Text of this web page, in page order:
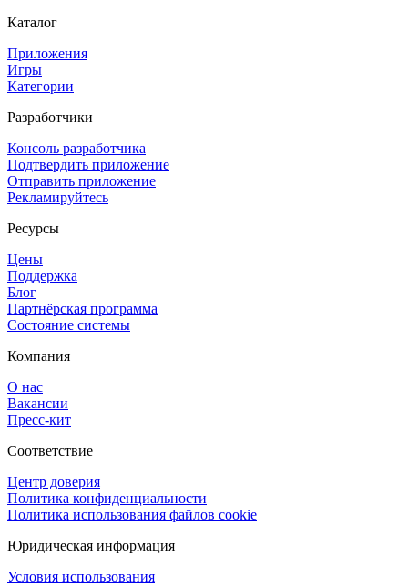
Каталог
Приложения
Игры
Категории
Разработчики
Консоль разработчика
Подтвердить приложение
Отправить приложение
Рекламируйтесь
Ресурсы
Цены
Поддержка
Блог
Партнёрская программа
Состояние системы
Компания
О нас
Вакансии
Пресс-кит
Соответствие
Центр доверия
Политика конфиденциальности
Политика использования файлов cookie
Юридическая информация
Условия использования